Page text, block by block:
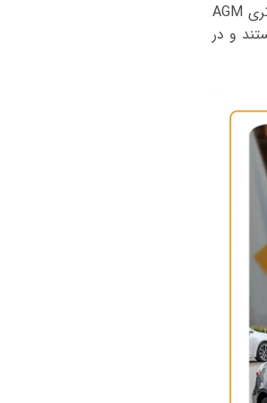
در مدل‌های هیبریدی کرولا کراس هیبرید که علاوه بر باتری اصلی هیبریدی، یک باتری ۱۲ ولت کمکی نیز دارند، استفاده از باتری AGM
و در